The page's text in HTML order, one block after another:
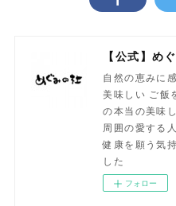
自然の恵みに
美味しい ご飯
の本当の美味
周囲の愛する
健康を願う気
した
フォロー